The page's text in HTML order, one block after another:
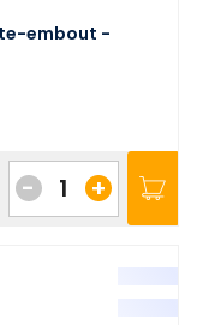
embout -
+
-